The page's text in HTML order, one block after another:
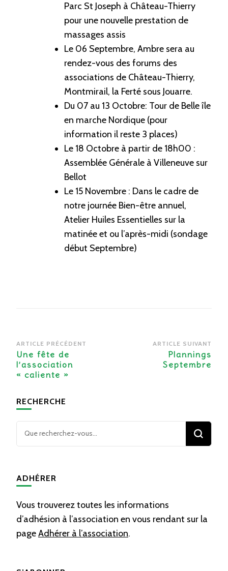
Parc St Joseph à Château-Thierry
pour une nouvelle prestation de
massages assis
Le 06 Septembre, Ambre sera au
rendez-vous des forums des
associations de Château-Thierry,
Montmirail, la Ferté sous Jouarre.
Du 07 au 13 Octobre: Tour de Belle île
en marche Nordique (pour
information il reste 3 places)
Le 18 Octobre à partir de 18h00 :
Assemblée Générale à Villeneuve sur
Bellot
Le 15 Novembre : Dans le cadre de
notre journée Bien-être annuel,
Atelier Huiles Essentielles sur la
matinée et ou l’après-midi (sondage
début Septembre)
Navigation
d’article
ARTICLE PRÉCÉDENT
Une fête de
l’association
« caliente »
ARTICLE SUIVANT
Plannings
Septembre
RECHERCHE
Vous
recherchiez
chose ?
ADHÉRER
Vous trouverez toutes les informations
d’adhésion à l’association en vous rendant sur la
pageAdhérer à l’association.